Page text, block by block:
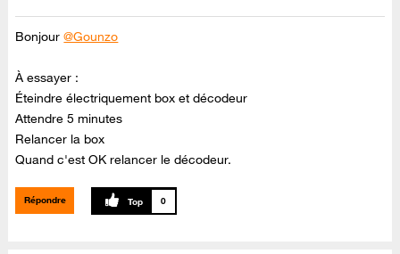
Bonjour@Gounzo
À essayer :
Éteindre électriquement box et décodeur
Attendre 5 minutes
Relancer la box
Quand c'est OK relancer le décodeur.
Répondre 0